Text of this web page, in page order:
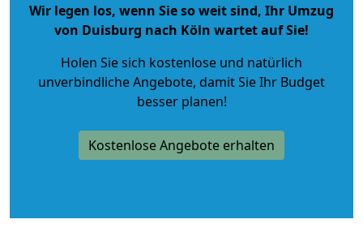
Wir legen los, wenn Sie so weit sind, Ihr Umzug
von Duisburg nach Köln wartet auf Sie!
Holen Sie sich kostenlose und natürlich
unverbindliche Angebote, damit Sie Ihr Budget
besser planen!
Kostenlose Angebote erhalten